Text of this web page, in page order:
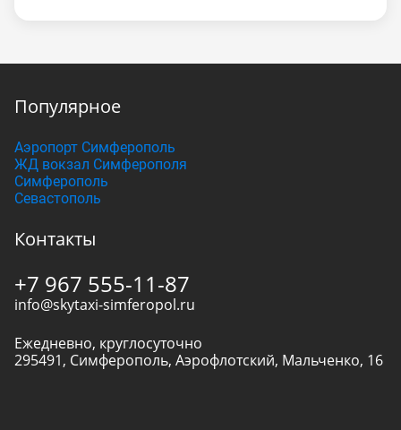
Популярное
Аэропорт Симферополь
ЖД вокзал Симферополя
Симферополь
Севастополь
Контакты
+7 967 555-11-87
info@skytaxi-simferopol.ru
Ежедневно, круглосуточно
295491, Симферополь, Аэрофлотский, Мальченко, 16